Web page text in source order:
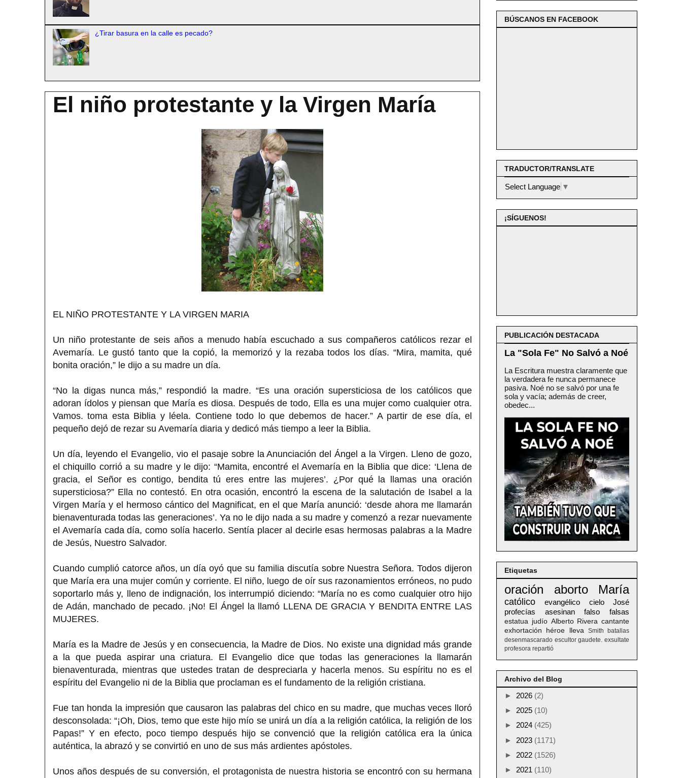
¿Tirar basura en la calle es pecado?
El niño protestante y la Virgen María
EL NIÑO PROTESTANTE Y LA VIRGEN MARIA
Un niño protestante de seis años a menudo había escuchado a sus compañeros católicos rezar el
Avemaría. Le gustó tanto que la copió, la memorizó y la rezaba todos los días. “Mira, mamita, qué
bonita oración,” le dijo a su madre un día.
“No la digas nunca más,” respondió la madre. “Es una oración supersticiosa de los católicos que
adoran ídolos y piensan que María es diosa. Después de todo, Ella es una mujer como cualquier otra.
Vamos. toma esta Biblia y léela. Contiene todo lo que debemos de hacer.” A partir de ese día, el
pequeño dejó de rezar su Avemaría diaria y dedicó más tiempo a leer la Biblia.
Un día, leyendo el Evangelio, vio el pasaje sobre la Anunciación del Ángel a la Virgen. Lleno de gozo,
el chiquillo corrió a su madre y le dijo: “Mamita, encontré el Avemaría en la Biblia que dice: ‘Llena de
gracia, el Señor es contigo, bendita tú eres entre las mujeres’. ¿Por qué la llamas una oración
supersticiosa?” Ella no contestó. En otra ocasión, encontró la escena de la salutación de Isabel a la
Virgen María y el hermoso cántico del Magnificat, en el que María anunció: ‘desde ahora me llamarán
bienaventurada todas las generaciones’. Ya no le dijo nada a su madre y comenzó a rezar nuevamente
el Avemaría cada día, como solía hacerlo. Sentía placer al decirle esas hermosas palabras a la Madre
de Jesús, Nuestro Salvador.
Cuando cumplió catorce años, un día oyó que su familia discutía sobre Nuestra Señora. Todos dijeron
que María era una mujer común y corriente. El niño, luego de oír sus razonamientos erróneos, no pudo
soportarlo más y, lleno de indignación, los interrumpió diciendo: “María no es como cualquier otro hijo
de Adán, manchado de pecado. ¡No! El Ángel la llamó LLENA DE GRACIA Y BENDITA ENTRE LAS
MUJERES.
María es la Madre de Jesús y en consecuencia, la Madre de Dios. No existe una dignidad más grande
a la que pueda aspirar una criatura. El Evangelio dice que todas las generaciones la llamarán
bienaventurada, mientras que ustedes tratan de despreciarla y hacerla menos. Su espíritu no es el
espíritu del Evangelio ni de la Biblia que proclaman es el fundamento de la religión cristiana.
Fue tan honda la impresión que causaron las palabras del chico en su madre, que muchas veces lloró
desconsolada: “¡Oh, Dios, temo que este hijo mío se unirá un día a la religión católica, la religión de los
Papas!” Y en efecto, poco tiempo después hijo se convenció que la religión católica era la única
auténtica, la abrazó y se convirtió en uno de sus más ardientes apóstoles.
Unos años después de su conversión, el protagonista de nuestra historia se encontró con su hermana
BÚSCANOS EN FACEBOOK
TRADUCTOR/TRANSLATE
Select Language ▼
¡SÍGUENOS!
PUBLICACIÓN DESTACADA
La "Sola Fe" No Salvó a Noé
La Escritura muestra claramente que
la verdadera fe nunca permanece
pasiva. Noé no se salvó por una fe
sola y vacía; además de creer,
obedec...
Etiquetas
oración aborto María
católico evangélico cielo
José
profecías
asesinan falso falsas
estatua judío Alberto Rivera cantante
exhortación
héroe lleva Smith
batallas
desenmascarado escultor gaudete. exsultate
profesora repartió
Archivo del Blog
► 2026 (2)
► 2025 (10)
► 2024 (425)
► 2023 (1171)
► 2022 (1526)
► 2021 (110)